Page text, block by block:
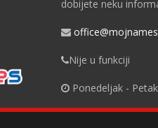
dobijete neku
Nije u funkciji
Ponedeljak -